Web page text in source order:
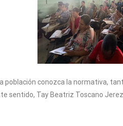
población conozca la normativa,
sentido, Tay Beatriz Toscano